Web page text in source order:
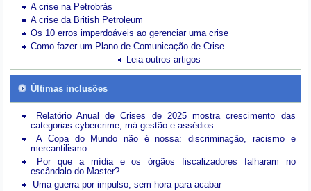
A crise na Petrobrás
A crise da British Petroleum
Os 10 erros imperdoáveis ao gerenciar uma crise
Como fazer um Plano de Comunicação de Crise
Leia outros artigos
Últimas inclusões
Relatório Anual de Crises de 2025 mostra crescimento das
categorias cybercrime, má gestão e assédios
A Copa do Mundo não é nossa: discriminação, racismo e
mercantilismo
Por que a mídia e os órgãos fiscalizadores falharam no
escândalo do Master?
Uma guerra por impulso, sem hora para acabar